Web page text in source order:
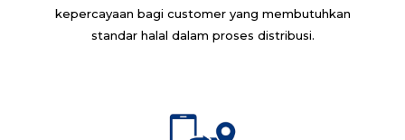
kepercayaan bagi customer yang membutuhkan
standar halal dalam proses distribusi.